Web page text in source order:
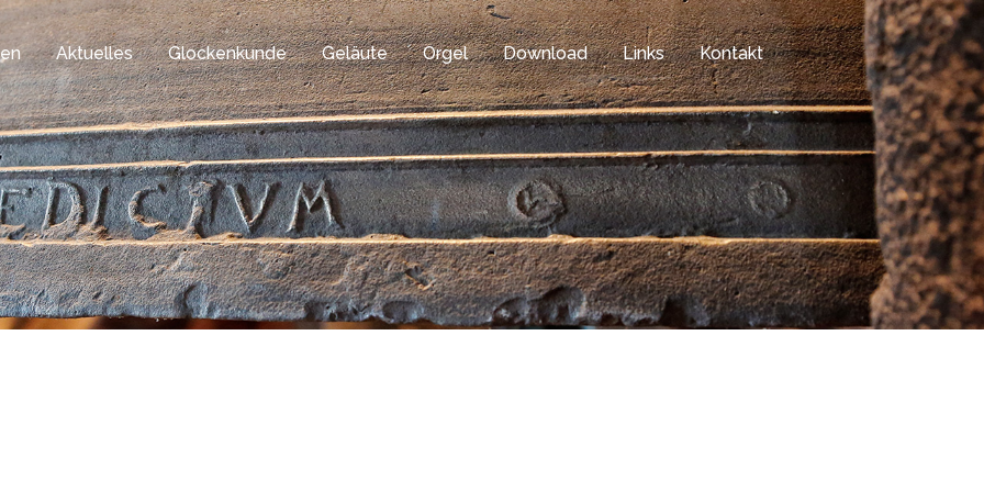
Aktuelles Glockenkunde Geläute Orgel Download Links Kontakt